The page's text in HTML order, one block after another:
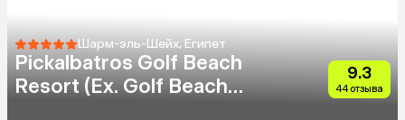
Шарм-эль-Шейх, Египет
Pickalbatros Golf Beach
Resort (Ex. Golf Beach
9.3
44 отзыва